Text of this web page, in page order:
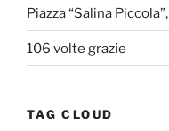
Piazza “Salina
106 volte grazie
TAG CLOUD